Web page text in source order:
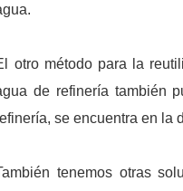
otro método para la
de refinería también
se encuentra en la
tenemos otras